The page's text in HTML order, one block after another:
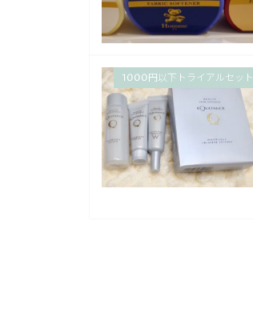
1000円以下トライアルセット